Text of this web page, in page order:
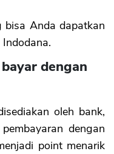
bisa Anda dapatkan
dengan
oleh bank,
dengan
point menarik